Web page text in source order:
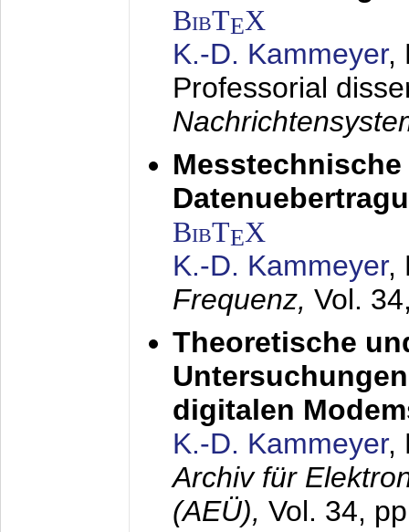
BibTEX
K.-D. Kammeyer,
Professorial
BibTEX
K.-D. Kammeyer,
Frequenz, Vol.
Theoretische
digitalen
K.-D. Kammeyer,
Archiv für
(AEÜ), Vol. 34,